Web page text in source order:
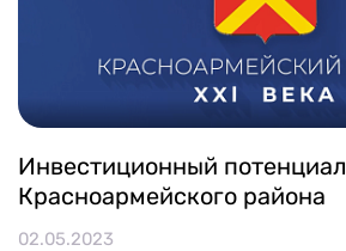
Инвестиционный потенциал
Красноармейского района
02.05.2023